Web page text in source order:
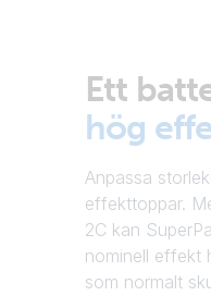
Ett
hög
Anpassa
effekttoppar.
2C kan
nominell effekt
som normalt